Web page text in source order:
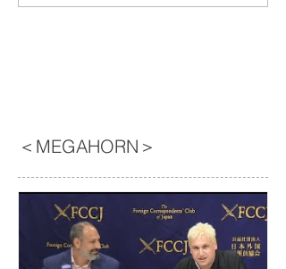
＜MEGAHORN＞